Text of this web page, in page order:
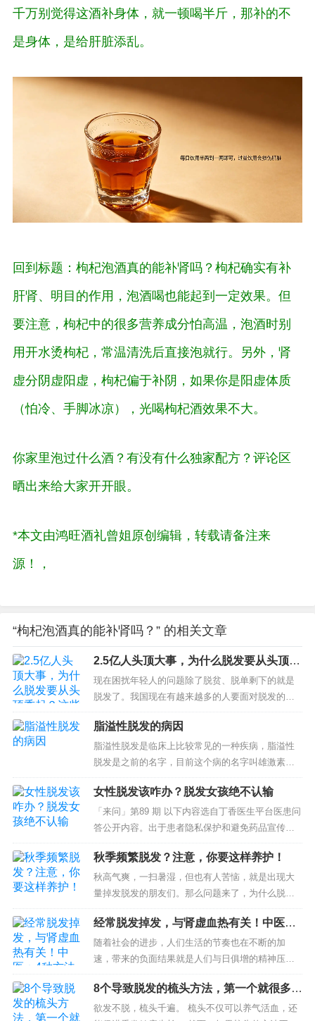
千万别觉得这酒补身体，就一顿喝半斤，那补的不
是身体，是给肝脏添乱。
回到标题：枸杞泡酒真的能补肾吗？枸杞确实有补
肝肾、明目的作用，泡酒喝也能起到一定效果。但
要注意，枸杞中的很多营养成分怕高温，泡酒时别
用开水烫枸杞，常温清洗后直接泡就行。另外，肾
虚分阴虚阳虚，枸杞偏于补阴，如果你是阳虚体质
（怕冷、手脚冰凉），光喝枸杞酒效果不大。
你家里泡过什么酒？有没有什么独家配方？评论区
晒出来给大家开开眼。
*本文由鸿旺酒礼曾姐原创编辑，转载请备注来
源！
，
“枸杞泡酒真的能补肾吗？” 的相关文章
2.5亿人头顶大事，为什么脱发要从头顶秃
起？这些疑问一次讲清
现在困扰年轻人的问题除了脱贫、脱单剩下的就是
脱发了。我国现在有越来越多的人要面对脱发的问
题，脱发现象发生的年龄越来越年轻化。而且年轻
人脱发还有一个现象，就是很多人脱发都是从头顶
开始，这又是怎...
脂溢性脱发的病因
脂溢性脱发是临床上比较常见的一种疾病，脂溢性
脱发是之前的名字，目前这个病的名字叫雄激素源
性脱发。主要表现为头顶部的头发逐渐脱落，头发
逐渐变细，变软，变少。 顾名思义，雄激素...
女性脱发该咋办？脱发女孩绝不认输
「来问」第89 期 以下内容选自丁香医生平台医患问
答公开内容。出于患者隐私保护和避免药品宣传，
以及文章表达的通顺流畅等方面的考虑，我们对内
容和表达在原始内容基础上进行了非常细微的处
理...
秋季频繁脱发？注意，你要这样养护！
秋高气爽，一扫暑湿，但也有人苦恼，就是出现大
量掉发脱发的朋友们。那么问题来了，为什么脱发
的人会悄然增多？我们又该如何预防呢？ 为何会出
现脱发？ autumn 中医认为...
经常脱发掉发，与肾虚血热有关！中医：4
种方法生发固发防脱发
随着社会的进步，人们生活的节奏也在不断的加
速，带来的负面结果就是人们与日俱增的精神压
力！再加上环境污染、饮食不节，导致脱发脱颖而
出，成为现代人最大烦恼！ 脱发的症状...
8个导致脱发的梳头方法，第一个就很多人
做！小心脱发越来越严重！
欲发不脱，梳头千遍。 梳头不仅可以养气活血，还